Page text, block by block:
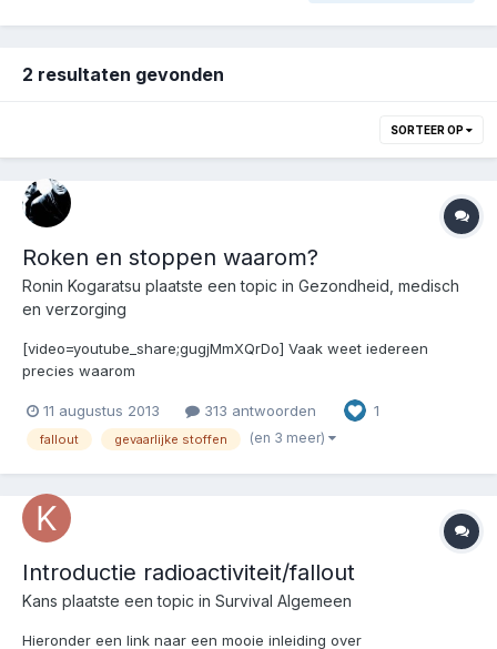
2 resultaten gevonden
SORTEER OP
Roken en stoppen waarom?
Ronin Kogaratsu plaatste een topic in Gezondheid, medisch
en verzorging
[video=youtube_share;gugjMmXQrDo] Vaak weet iedereen
precies waarom
11 augustus 2013 313 antwoorden 1
fallout gevaarlijke stoffen (en 3 meer)
Introductie radioactiviteit/fallout
Kans plaatste een topic in Survival Algemeen
Hieronder een link naar een mooie inleiding over